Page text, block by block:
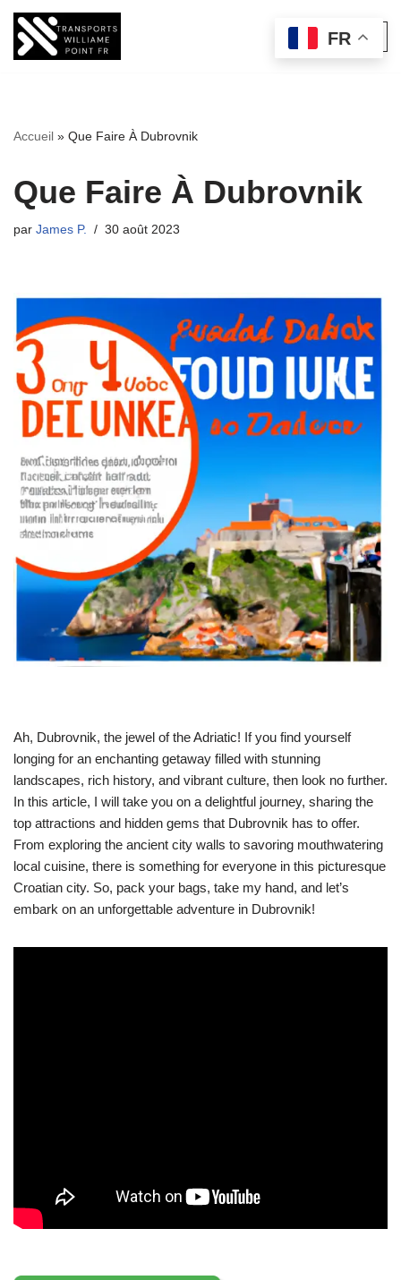
Aller
Accueil » Que Faire À Dubrovnik
Que Faire À Dubrovnik
par James P. 30 août 2023
Ah, Dubrovnik, the jewel of the Adriatic! If you find yourself
longing for an enchanting getaway filled with stunning
landscapes, rich history, and vibrant culture, then look no further.
In this article, I will take you on a delightful journey, sharing the
top attractions and hidden gems that Dubrovnik has to offer.
From exploring the ancient city walls to savoring mouthwatering
local cuisine, there is something for everyone in this picturesque
Croatian city. So, pack your bags, take my hand, and let’s
embark on an unforgettable adventure in Dubrovnik!
FR